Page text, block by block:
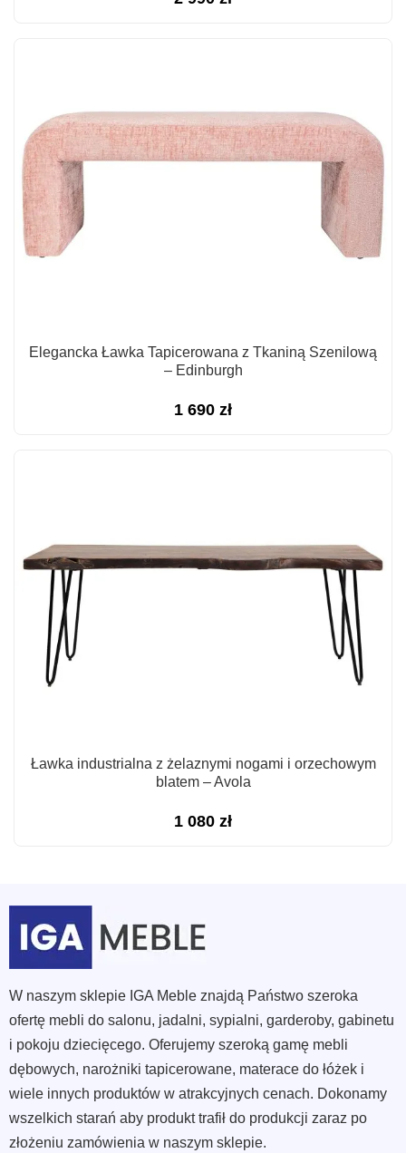
Elegancka Ławka Tapicerowana z Tkaniną Szenilową
– Edinburgh
1 690 zł
Ławka industrialna z żelaznymi nogami i orzechowym
blatem – Avola
1 080 zł
W naszym sklepie IGA Meble znajdą Państwo szeroka
ofertę mebli do salonu, jadalni, sypialni, garderoby, gabinetu
i pokoju dziecięcego. Oferujemy szeroką gamę mebli
dębowych, narożniki tapicerowane, materace do łóżek i
wiele innych produktów w atrakcyjnych cenach. Dokonamy
wszelkich starań aby produkt trafił do produkcji zaraz po
złożeniu zamówienia w naszym sklepie.